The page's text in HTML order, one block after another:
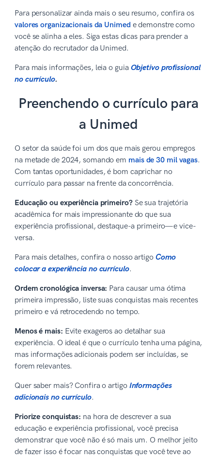
Para personalizar ainda mais o seu resumo, confira os
valores organizacionais da Unimed e demonstre como
você se alinha a eles. Siga estas dicas para prender a
atenção do recrutador da Unimed.
Para mais informações, leia o guia Objetivo profissional
no currículo.
Preenchendo o currículo para
a Unimed
O setor da saúde foi um dos que mais gerou empregos
na metade de 2024, somando em mais de 30 mil vagas.
Com tantas oportunidades, é bom caprichar no
currículo para passar na frente da concorrência.
Educação ou experiência primeiro? Se sua trajetória
acadêmica for mais impressionante do que sua
experiência profissional, destaque-a primeiro—e vice-
versa.
Para mais detalhes, confira o nosso artigo Como
colocar a experiência no currículo.
Ordem cronológica inversa: Para causar uma ótima
primeira impressão, liste suas conquistas mais recentes
primeiro e vá retrocedendo no tempo.
Menos é mais: Evite exageros ao detalhar sua
experiência. O ideal é que o currículo tenha uma página,
mas informações adicionais podem ser incluídas, se
forem relevantes.
Quer saber mais? Confira o artigo Informações
adicionais no currículo.
Priorize conquistas: na hora de descrever a sua
educação e experiência profissional, você precisa
demonstrar que você não é só mais um. O melhor jeito
de fazer isso é focar nas conquistas que você teve ao